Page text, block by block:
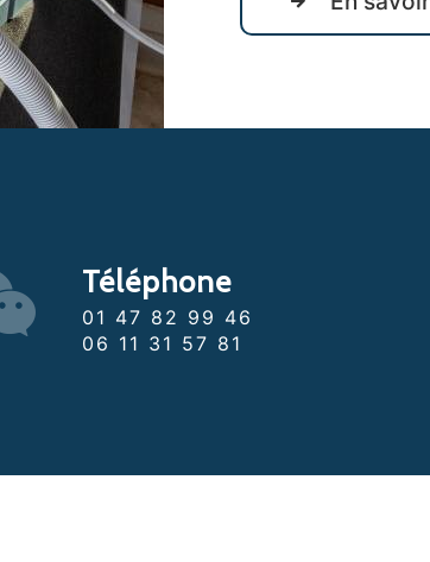
Téléphone
01 47 82 99 46
06 11 31 57 81